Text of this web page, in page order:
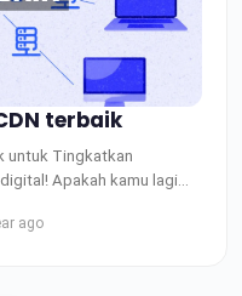
terbaik
untuk Tingkatkan
Apakah kamu lagi
ago